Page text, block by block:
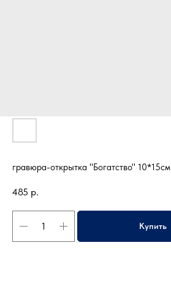
гравюра-открытка "Богатство" 10*15см
485 р.
Купить